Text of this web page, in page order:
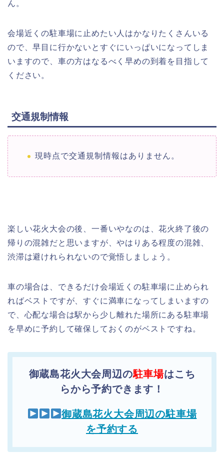
ん。
会場近くの駐車場に止めたい人はかなりたくさんいる
ので、早目に行かないとすぐにいっぱいになってしま
いますので、車の方はなるべく早めの到着を目指して
ください。
交通規制情報
現時点で交通規制情報はありません。
楽しい花火大会の後、一番いやなのは、花火終了後の
帰りの混雑だと思いますが、やはりある程度の混雑、
渋滞は避けれられないので覚悟しましょう。
車の場合は、できるだけ会場近くの駐車場に止められ
ればベストですが、すぐに満車になってしまいますの
で、心配な場合は駅から少し離れた場所にある駐車場
を早めに予約して確保しておくのがベストですね。
御蔵島花火大会周辺の駐車場はこち
らから予約できます！
御蔵島花火大会周辺の駐車場
を予約する